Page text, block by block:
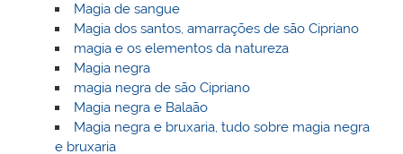
Magia de sangue
Magia dos santos, amarrações de são Cipriano
magia e os elementos da natureza
Magia negra
magia negra de são Cipriano
Magia negra e Balaão
Magia negra e bruxaria, tudo sobre magia negra
e bruxaria